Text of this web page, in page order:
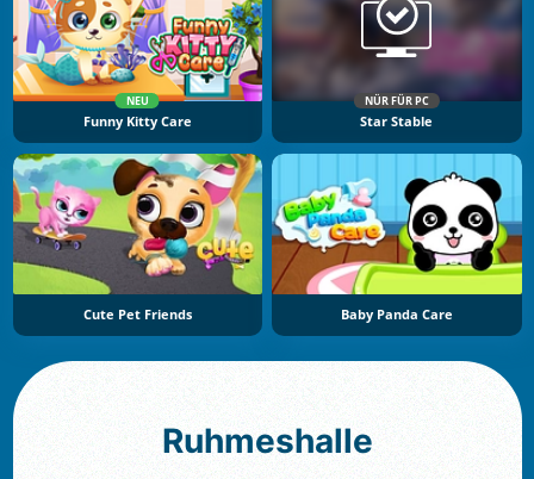
NEU
Funny Kitty Care
NÜR FÜR PC
Star Stable
Cute Pet Friends Baby Panda Care
Ruhmeshalle